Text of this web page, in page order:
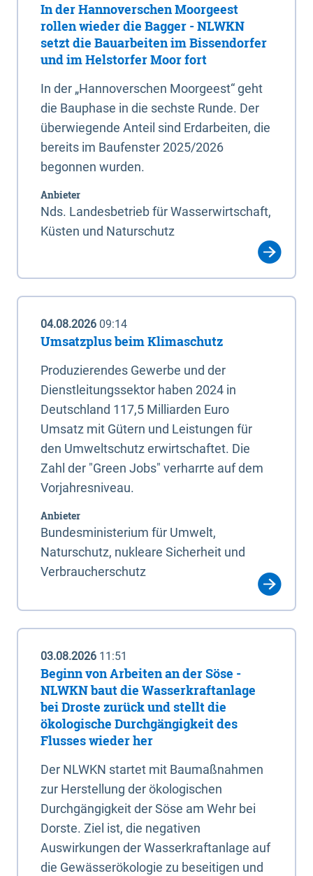
In der Hannoverschen Moorgeest
rollen wieder die Bagger - NLWKN
setzt die Bauarbeiten im Bissendorfer
und im Helstorfer Moor fort
In der „Hannoverschen Moorgeest“ geht
die Bauphase in die sechste Runde. Der
überwiegende Anteil sind Erdarbeiten, die
bereits im Baufenster 2025/2026
begonnen wurden.
Anbieter
Nds. Landesbetrieb für Wasserwirtschaft,
Küsten und Naturschutz
04.08.2026 09:14
Umsatzplus beim Klimaschutz
Produzierendes Gewerbe und der
Dienstleitungssektor haben 2024 in
Deutschland 117,5 Milliarden Euro
Umsatz mit Gütern und Leistungen für
den Umweltschutz erwirtschaftet. Die
Zahl der "Green Jobs" verharrte auf dem
Vorjahresniveau.
Anbieter
Bundesministerium für Umwelt,
Naturschutz, nukleare Sicherheit und
Verbraucherschutz
03.08.2026 11:51
Beginn von Arbeiten an der Söse -
NLWKN baut die Wasserkraftanlage
bei Droste zurück und stellt die
ökologische Durchgängigkeit des
Flusses wieder her
Der NLWKN startet mit Baumaßnahmen
zur Herstellung der ökologischen
Durchgängigkeit der Söse am Wehr bei
Dorste. Ziel ist, die negativen
Auswirkungen der Wasserkraftanlage auf
die Gewässerökologie zu beseitigen und